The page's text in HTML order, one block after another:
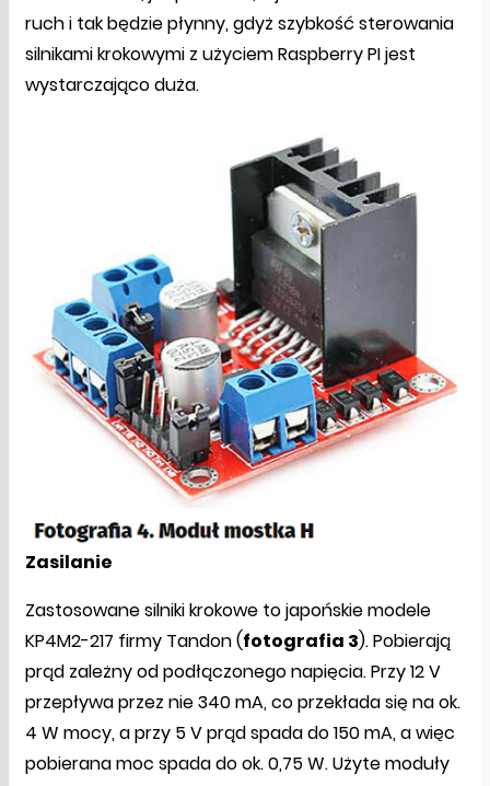
ruch i tak będzie płynny, gdyż szybkość sterowania
silnikami krokowymi z użyciem Raspberry PI jest
wystarczająco duża.
Zasilanie
Zastosowane silniki krokowe to japońskie modele
KP4M2-217 firmy Tandon (fotografia 3). Pobierają
prąd zależny od podłączonego napięcia. Przy 12 V
przepływa przez nie 340 mA, co przekłada się na ok.
4 W mocy, a przy 5 V prąd spada do 150 mA, a więc
pobierana moc spada do ok. 0,75 W. Użyte moduły